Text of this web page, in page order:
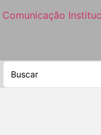
Comunicação